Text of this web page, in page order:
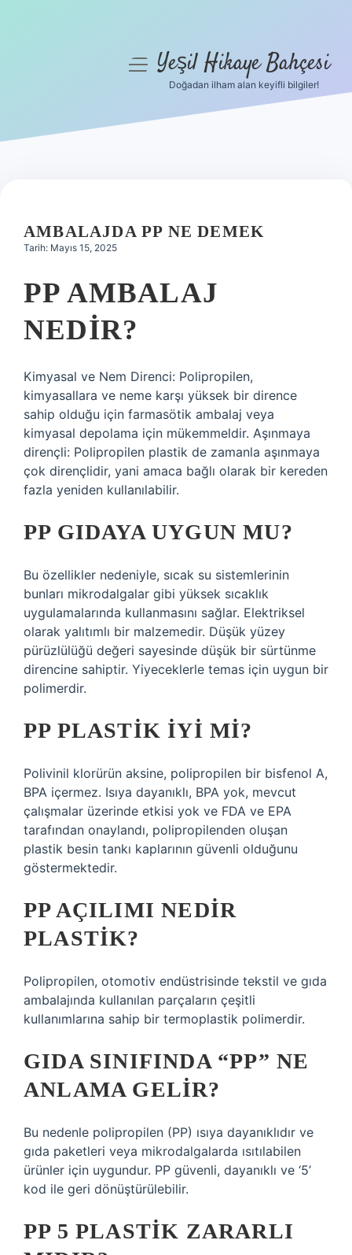
Hakkımızda
menüyüYeşil Hikaye Bahçesi
Doğadan ilham alan keyifli bilgiler!
AMBALAJDA PP NE DEMEK
Tarih: Mayıs 15, 2025
PP AMBALAJ
NEDIR?
Kimyasal ve Nem Direnci: Polipropilen,
kimyasallara ve neme karşı yüksek bir dirence
sahip olduğu için farmasötik ambalaj veya
kimyasal depolama için mükemmeldir. Aşınmaya
dirençli: Polipropilen plastik de zamanla aşınmaya
çok dirençlidir, yani amaca bağlı olarak bir kereden
fazla yeniden kullanılabilir.
PP GIDAYA UYGUN MU?
Bu özellikler nedeniyle, sıcak su sistemlerinin
bunları mikrodalgalar gibi yüksek sıcaklık
uygulamalarında kullanmasını sağlar. Elektriksel
olarak yalıtımlı bir malzemedir. Düşük yüzey
pürüzlülüğü değeri sayesinde düşük bir sürtünme
direncine sahiptir. Yiyeceklerle temas için uygun bir
polimerdir.
PP PLASTIK IYI MI?
Polivinil klorürün aksine, polipropilen bir bisfenol A,
BPA içermez. Isıya dayanıklı, BPA yok, mevcut
çalışmalar üzerinde etkisi yok ve FDA ve EPA
tarafından onaylandı, polipropilenden oluşan
plastik besin tankı kaplarının güvenli olduğunu
göstermektedir.
PP AÇILIMI NEDIR
PLASTIK?
Polipropilen, otomotiv endüstrisinde tekstil ve gıda
ambalajında ​​kullanılan parçaların çeşitli
kullanımlarına sahip bir termoplastik polimerdir.
GIDA SINIFINDA “PP” NE
ANLAMA GELIR?
Bu nedenle polipropilen (PP) ısıya dayanıklıdır ve
gıda paketleri veya mikrodalgalarda ısıtılabilen
ürünler için uygundur. PP güvenli, dayanıklı ve ‘5’
kod ile geri dönüştürülebilir.
PP 5 PLASTIK ZARARLI